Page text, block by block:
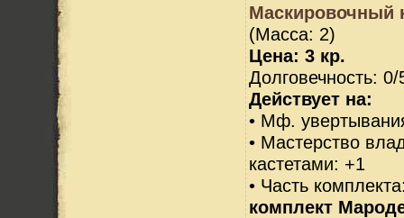
Маскировочный
(Масса: 2)
Цена: 3 кр.
Долговечность: 0/
Действует на:
• Мф.
• Мастерство
кастетами: +1
• Часть
комплект